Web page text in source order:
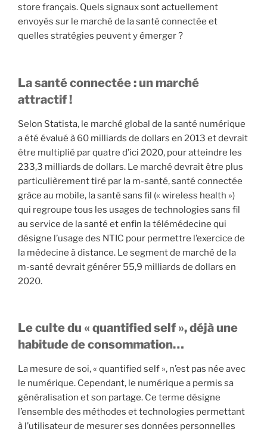
store français. Quels signaux sont actuellement
envoyés sur le marché de la santé connectée et
quelles stratégies peuvent y émerger ?
La santé connectée : un marché
attractif !
Selon Statista, le marché global de la santé numérique
a été évalué à 60 milliards de dollars en 2013 et devrait
être multiplié par quatre d’ici 2020, pour atteindre les
233,3 milliards de dollars. Le marché devrait être plus
particulièrement tiré par la m-santé, santé connectée
grâce au mobile, la santé sans fil (« wireless health »)
qui regroupe tous les usages de technologies sans fil
au service de la santé et enfin la télémédecine qui
désigne l’usage des NTIC pour permettre l’exercice de
la médecine à distance. Le segment de marché de la
m-santé devrait générer 55,9 milliards de dollars en
2020.
Le culte du « quantified self », déjà une
habitude de consommation…
La mesure de soi, « quantified self », n’est pas née avec
le numérique. Cependant, le numérique a permis sa
généralisation et son partage. Ce terme désigne
l’ensemble des méthodes et technologies permettant
à l’utilisateur de mesurer ses données personnelles